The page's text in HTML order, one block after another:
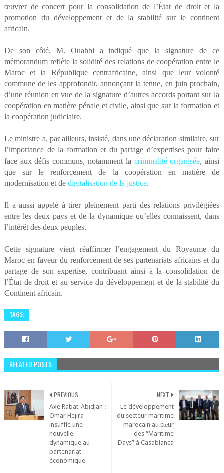
œuvrer de concert pour la consolidation de l’État de droit et la
promotion du développement et de la stabilité sur le continent
africain.
De son côté, M. Ouahbi a indiqué que la signature de ce
mémorandum reflète la solidité des relations de coopération entre le
Maroc et la République centrafricaine, ainsi que leur volonté
commune de les approfondir, annonçant la tenue, en juin prochain,
d’une réunion en vue de la signature d’autres accords portant sur la
coopération en matière pénale et civile, ainsi que sur la formation et
la coopération judiciaire.
Le ministre a, par ailleurs, insisté, dans une déclaration similaire, sur
l’importance de la formation et du partage d’expertises pour faire
face aux défis communs, notamment la criminalité organisée, ainsi
que sur le renforcement de la coopération en matière de
modernisation et de digitalisation de la justice.
Il a aussi appelé à tirer pleinement parti des relations privilégiées
entre les deux pays et de la dynamique qu’elles connaissent, dans
l’intérêt des deux peuples.
Cette signature vient réaffirmer l’engagement du Royaume du
Maroc en faveur du renforcement de ses partenariats africains et du
partage de son expertise, contribuant ainsi à la consolidation de
l’État de droit et au service du développement et de la stabilité du
Continent africain.
TAGS:
RELATED POSTS
NEXT
Le développement
du secteur maritime
marocain au cœur
des “Maritime
Days” à Casablanca
PREVIOUS
Axe Rabat-Abidjan :
Omar Hejira
insuffle une
nouvelle
dynamique au
partenariat
économique